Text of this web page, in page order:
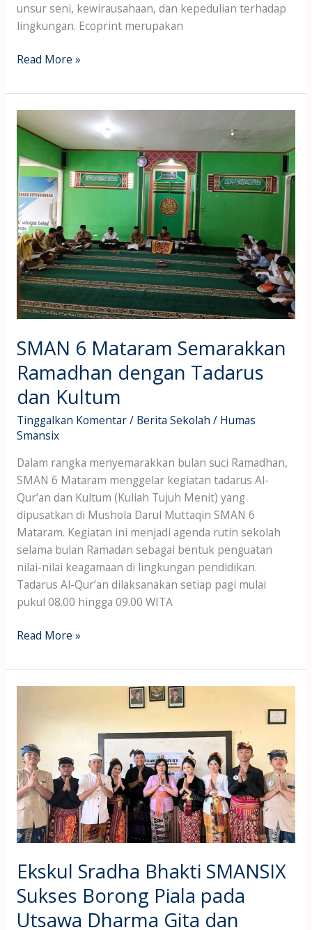
unsur seni, kewirausahaan, dan kepedulian terhadap
lingkungan. Ecoprint merupakan
Read More »
SMAN 6 Mataram Semarakkan
Ramadhan dengan Tadarus
dan Kultum
Tinggalkan Komentar/ Berita Sekolah / Humas
Smansix
Dalam rangka menyemarakkan bulan suci Ramadhan,
SMAN 6 Mataram menggelar kegiatan tadarus Al-
Qur’an dan Kultum (Kuliah Tujuh Menit) yang
dipusatkan di Mushola Darul Muttaqin SMAN 6
Mataram. Kegiatan ini menjadi agenda rutin sekolah
selama bulan Ramadan sebagai bentuk penguatan
nilai-nilai keagamaan di lingkungan pendidikan.
Tadarus Al-Qur’an dilaksanakan setiap pagi mulai
pukul 08.00 hingga 09.00 WITA
SMAN
Mataram
Semarakkan
Ramadhan
dengan
Tadarus
dan
Kultum
Read More »
Ekskul Sradha Bhakti SMANSIX
Sukses Borong Piala pada
Utsawa Dharma Gita dan
SMANSIX
Sukses
Borong
Piala
pada
Utsawa
Gita
dan
Upakara